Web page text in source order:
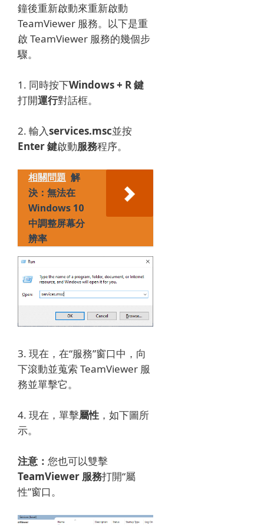
鐘後重新啟動來重新啟動
TeamViewer 服務。 以下是重
啟 TeamViewer 服務的幾個步
驟。
1. 同時按下Windows + R 鍵
打開運行對話框。
2. 輸入services.msc並按
Enter 鍵啟動服務程序。
相關問題 解
決：無法在
Windows 10
中調整屏幕分
辨率
3. 現在，在“服務”窗口中，向
下滾動並蒐索 TeamViewer 服
務並單擊它。
4. 現在，單擊屬性 ，如下圖所
示。
注意： 您也可以雙擊
TeamViewer 服務打開“屬
性”窗口。